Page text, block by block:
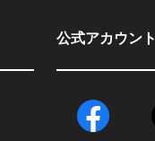
公式アカウント